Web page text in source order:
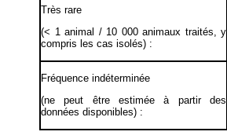
Très rare
(< 1 animal / 10 000 animaux traités, y
compris les cas isolés) :
Fréquence indéterminée
(ne peut être estimée à partir des
données disponibles) :